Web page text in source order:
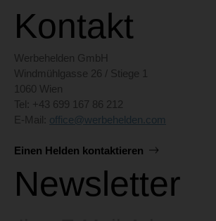
Kontakt
Werbehelden GmbH
Windmühlgasse 26 / Stiege 1
1060 Wien
Tel: +43 699 167 86 212
E-Mail: office@werbehelden.com
Einen Helden kontaktieren
Newsletter